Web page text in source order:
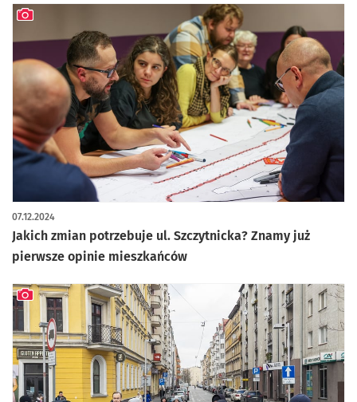
Jakich zmian potrzebuje ul. Szczytnicka? Znamy już
pierwsze opinie mieszkańców
07.12.2024
artykuł z galerią zdjęć